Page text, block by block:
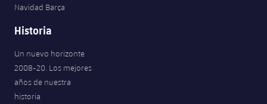
Navidad Barça
Historia
Un nuevo horizonte
2008-20. Los mejores
años de nuestra
historia